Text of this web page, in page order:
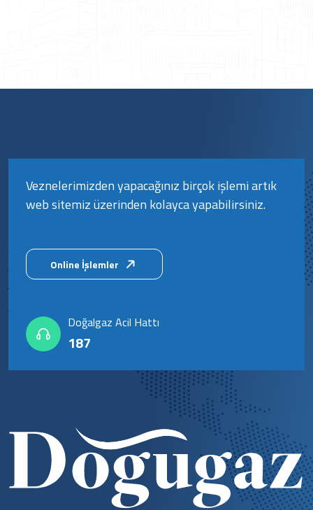
Veznelerimizden yapacağınız birçok işlemi artık
web sitemiz üzerinden kolayca yapabilirsiniz.
Online İşlemler
Doğalgaz Acil Hattı
187